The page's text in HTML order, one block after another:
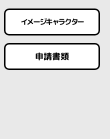
イメージキャラクター
申請書類